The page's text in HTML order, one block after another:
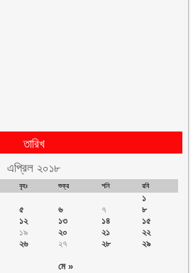
তারিখ
এপ্রিল ২০১৮
বৃহঃ শুক্র শনি রবি
মে »
১
৫ ৬ ৭
৮
১২ ১৩ ১৪
১৫
১৯ ২০ ২১
২২
২৬ ২৭ ২৮
২৯